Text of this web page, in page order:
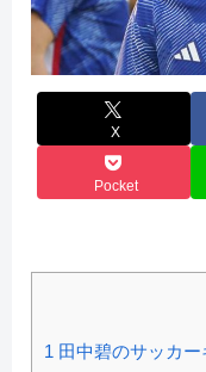
X
Pocket
1 田中碧のサッカ